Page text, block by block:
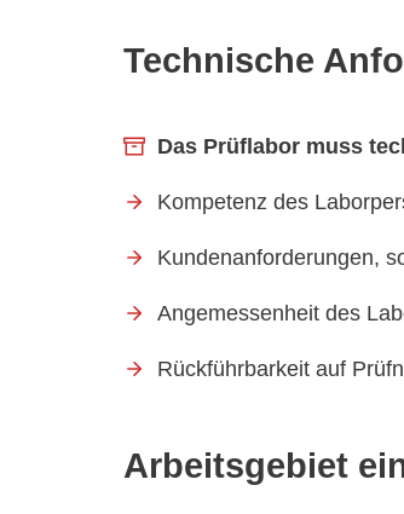
Technische
Das Prüflabor muss
Kompetenz des
Kundenanforderungen,
Angemessenheit des
Rückführbarkeit auf
Arbeitsgebiet